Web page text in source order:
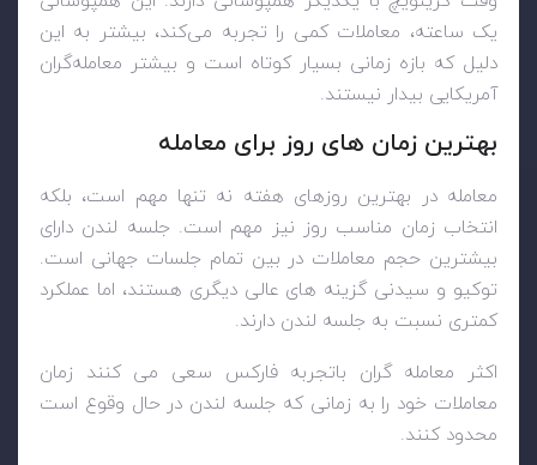
یک ساعته، معاملات کمی را تجربه می‌کند، بیشتر به این
دلیل که بازه زمانی بسیار کوتاه است و بیشتر معامله‌گران
آمریکایی بیدار نیستند.
بهترین زمان های روز برای معامله
معامله در بهترین روزهای هفته نه تنها مهم است، بلکه
انتخاب زمان مناسب روز نیز مهم است. جلسه لندن دارای
بیشترین حجم معاملات در بین تمام جلسات جهانی است.
توکیو و سیدنی گزینه های عالی دیگری هستند، اما عملکرد
کمتری نسبت به جلسه لندن دارند.
اکثر معامله گران باتجربه فارکس سعی می کنند زمان
معاملات خود را به زمانی که جلسه لندن در حال وقوع است
محدود کنند.